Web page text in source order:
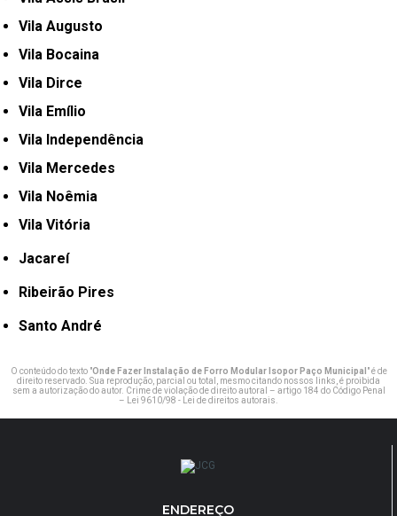
Vila Augusto
Vila Bocaina
Vila Dirce
Vila Emílio
Vila Independência
Vila Mercedes
Vila Noêmia
Vila Vitória
Jacareí
Ribeirão Pires
Santo André
O conteúdo do texto "Onde Fazer Instalação de Forro Modular Isopor Paço Municipal " é de
direito reservado. Sua reprodução, parcial ou total, mesmo citando nossos links, é proibida
sem a autorização do autor. Crime de violação de direito autoral – artigo 184 do Código Penal
–
Lei 9610/98 - Lei de direitos autorais
ENDEREÇO